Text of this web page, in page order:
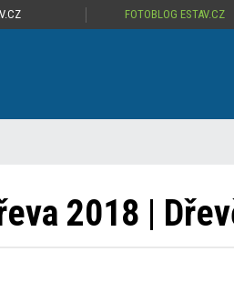
FOTOBLOG ESTAV.CZ
2018 |